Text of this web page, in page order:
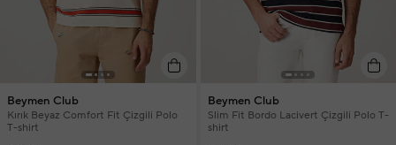
Beymen Club
Kırık Beyaz Comfort Fit Çizgili Polo
T-shirt
Beymen Club
Slim Fit Bordo Lacivert Çizgili Polo T-
shirt